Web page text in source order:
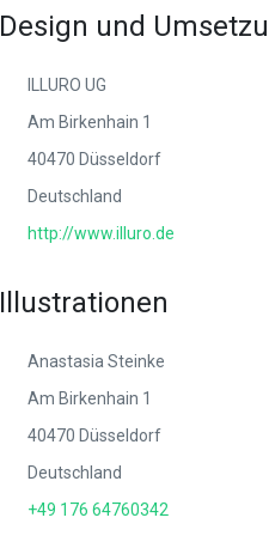
Design und
ILLURO UG
Am Birkenhain 1
40470 Düsseldorf
Deutschland
http://www.illuro.de
Illustrationen
Anastasia Steinke
Am Birkenhain 1
40470 Düsseldorf
Deutschland
+49 176 64760342